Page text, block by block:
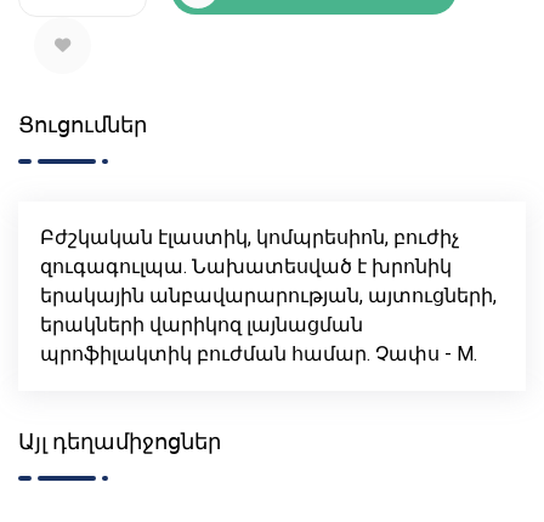
Ցուցումներ
Բժշկական էլաստիկ, կոմպրեսիոն, բուժիչ
զուգագուլպա. Նախատեսված է խրոնիկ
երակային անբավարարության, այտուցների,
երակների վարիկոզ լայնացման
պրոֆիլակտիկ բուժման համար. Չափս - M.
Այլ դեղամիջոցներ